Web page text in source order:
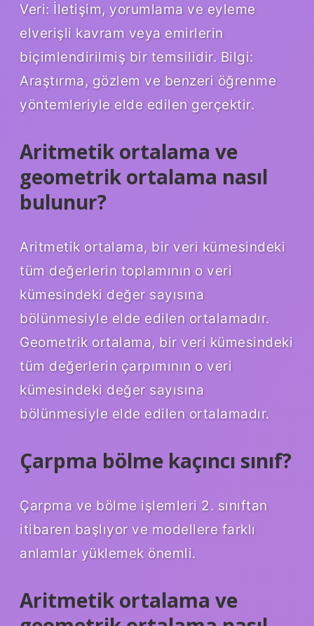
Veri: İletişim, yorumlama ve eyleme
elverişli kavram veya emirlerin
biçimlendirilmiş bir temsilidir. Bilgi:
Araştırma, gözlem ve benzeri öğrenme
yöntemleriyle elde edilen gerçektir.
Aritmetik ortalama ve
geometrik ortalama nasıl
bulunur?
Aritmetik ortalama, bir veri kümesindeki
tüm değerlerin toplamının o veri
kümesindeki değer sayısına
bölünmesiyle elde edilen ortalamadır.
Geometrik ortalama, bir veri kümesindeki
tüm değerlerin çarpımının o veri
kümesindeki değer sayısına
bölünmesiyle elde edilen ortalamadır.
Çarpma bölme kaçıncı sınıf?
Çarpma ve bölme işlemleri 2. sınıftan
itibaren başlıyor ve modellere farklı
anlamlar yüklemek önemli.
Aritmetik ortalama ve